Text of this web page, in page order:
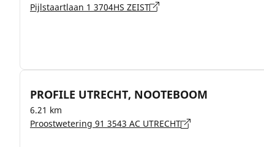
Pijlstaartlaan 1 3704HS ZEIST
PROFILE UTRECHT, NOOTEBOOM
6.21 km
Proostwetering 91 3543 AC UTRECHT